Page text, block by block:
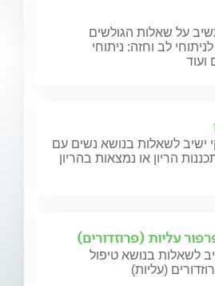
על שאלות הגולשים
לב וחזה: ניתוחי
ועוד
ישיב לשאלות בנושא נשים עם
הריון או נמצאות בהריון
עליות (פרוזדורים)
לשאלות בנושא טיפול
(עליות)